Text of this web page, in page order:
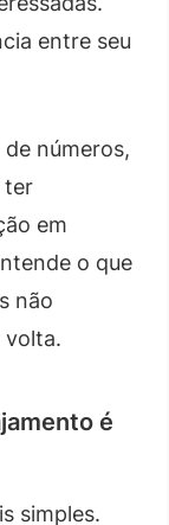
entre seu
números,
ter
em
o que
não
volta.
é
simples.